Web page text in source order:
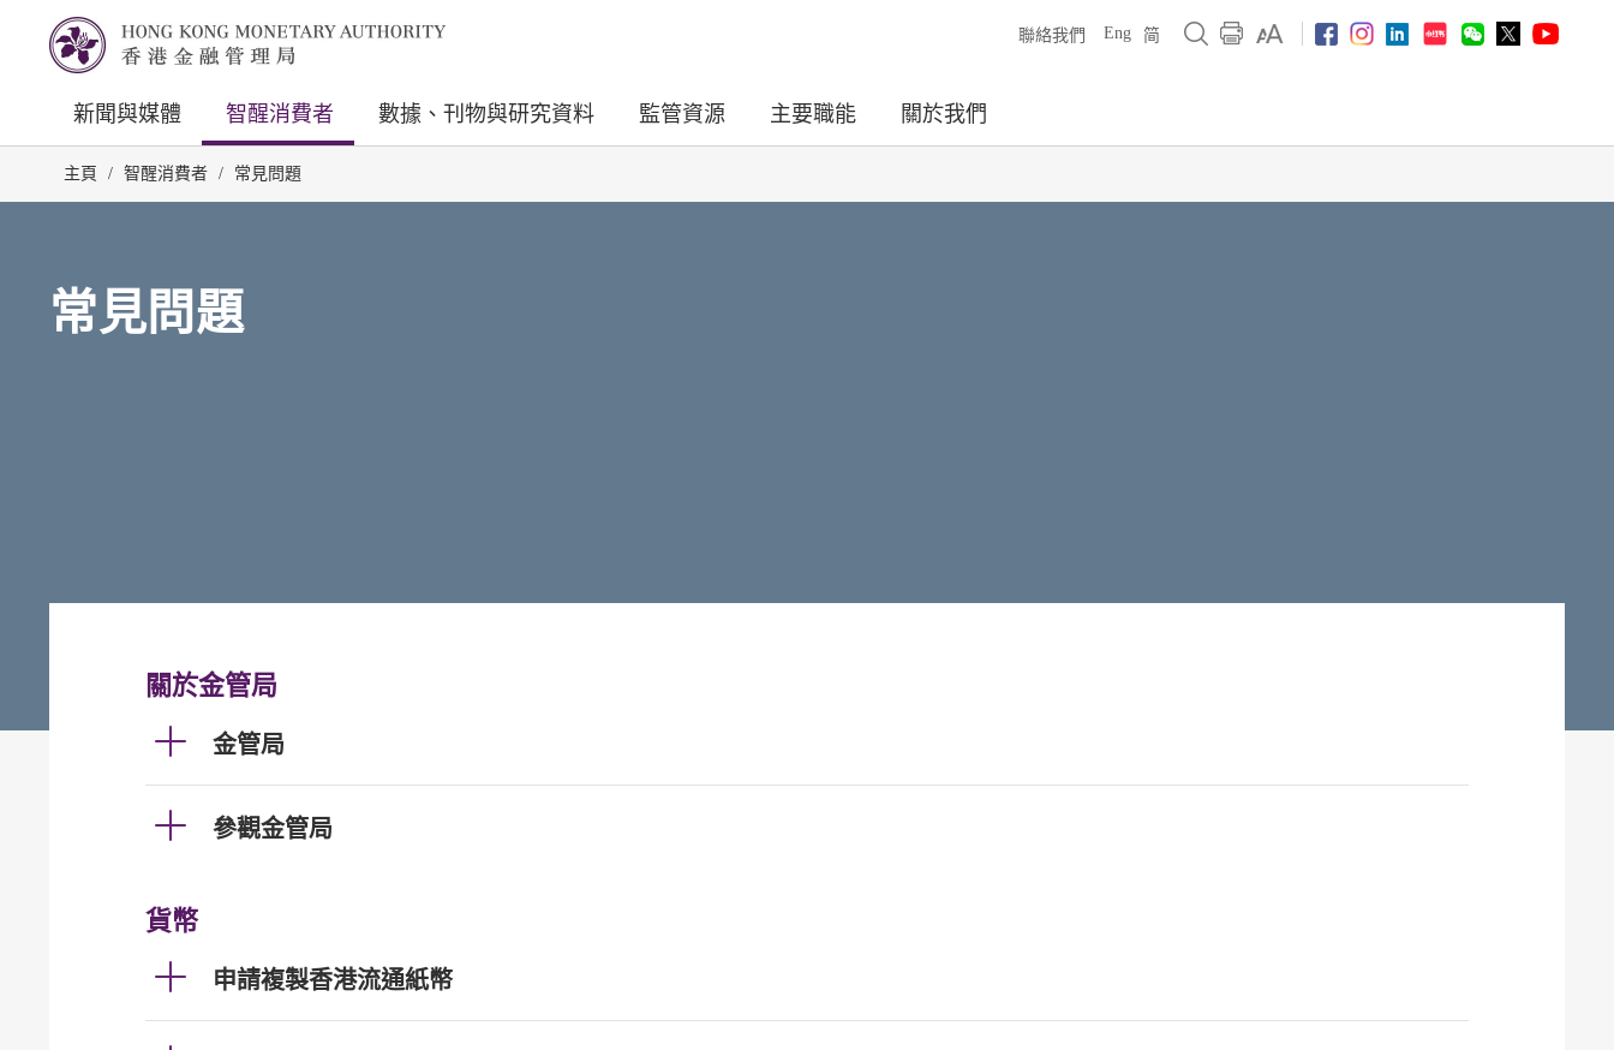
聯絡我們 Eng 简
新聞與媒體 智醒消費者 數據、刊物與研究資料 監管資源 主要職能 關於我們
主頁 / 智醒消費者 / 常見問題
常見問題
關於金管局
金管局
參觀金管局
貨幣
申請複製香港流通紙幣